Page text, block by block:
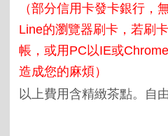
（部分信用卡發卡銀行，
Line的瀏覽器刷卡，若刷
帳，或用 PC 以IE或
造成您的麻煩）
以上費用含精緻茶點。自